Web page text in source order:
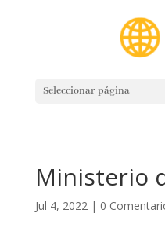
Seleccionar página
Ministerio
Jul 4, 2022| 0